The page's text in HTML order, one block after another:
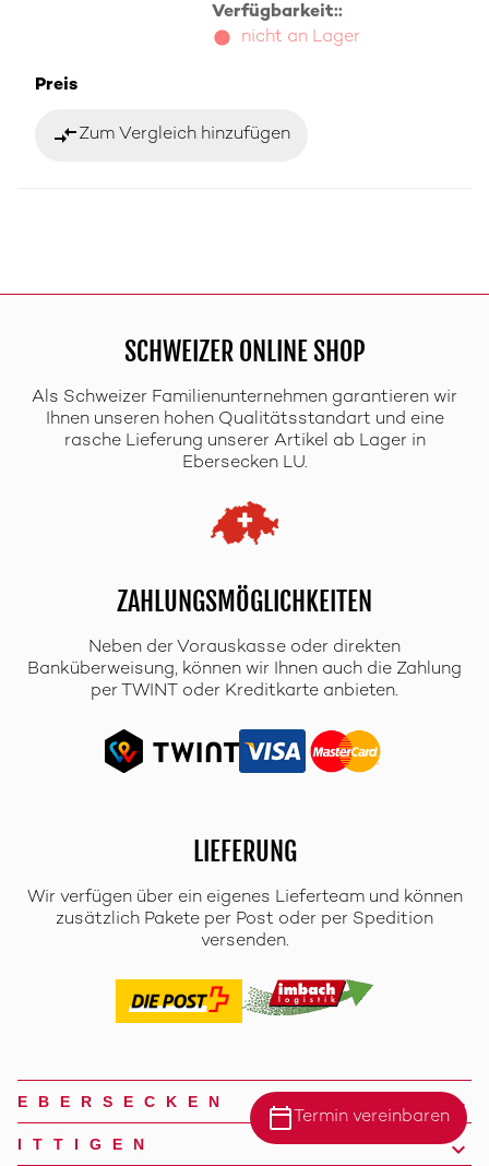
Verfügbarkeit::
nicht an Lager
Preis
compare_arrowsZum Vergleich hinzufügen
SCHWEIZER ONLINE SHOP
Als Schweizer Familienunternehmen garantieren wir
Ihnen unseren hohen Qualitätsstandart und eine
rasche Lieferung unserer Artikel ab Lager in
Ebersecken LU.
ZAHLUNGSMÖGLICHKEITEN
Neben der Vorauskasse oder direkten
Banküberweisung, können wir Ihnen auch die Zahlung
per TWINT oder Kreditkarte anbieten.
LIEFERUNG
Wir verfügen über ein eigenes Lieferteam und können
zusätzlich Pakete per Post oder per Spedition
versenden.
calendar_today Termin vereinbaren
EBERSECKEN
ITTIGEN